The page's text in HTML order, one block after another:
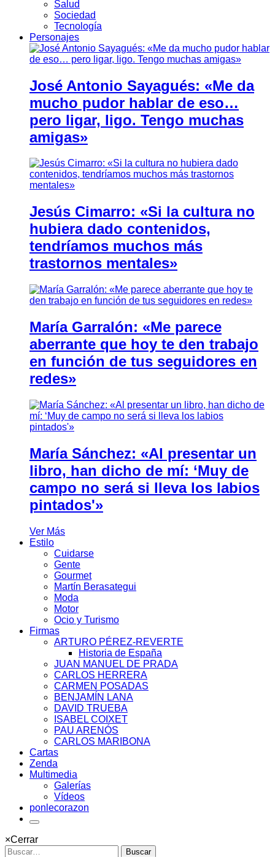
Salud
Sociedad
Tecnología
Personajes
José Antonio Sayagués: «Me da
mucho pudor hablar de eso…
pero ligar, ligo. Tengo muchas
amigas»
Jesús Cimarro: «Si la cultura no
hubiera dado contenidos,
tendríamos muchos más
trastornos mentales»
María Garralón: «Me parece
aberrante que hoy te den trabajo
en función de tus seguidores en
redes»
María Sánchez: «Al presentar un
libro, han dicho de mí: ‘Muy de
campo no será si lleva los labios
pintados'»
Ver Más
Estilo
Cuidarse
Gente
Gourmet
Martín Berasategui
Moda
Motor
Ocio y Turismo
Firmas
ARTURO PÉREZ-REVERTE
Historia de España
JUAN MANUEL DE PRADA
CARLOS HERRERA
CARMEN POSADAS
BENJAMÍN LANA
DAVID TRUEBA
ISABEL COIXET
PAU ARENÓS
CARLOS MARIBONA
Cartas
Zenda
Multimedia
Galerías
Vídeos
ponlecorazon
×Cerrar
Buscar